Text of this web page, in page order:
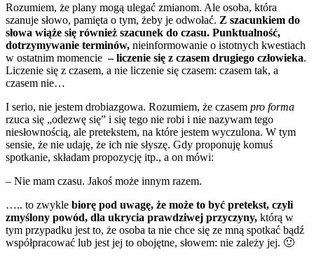
Rozumiem, że plany mogą ulegać zmianom. Ale osoba, która
szanuje słowo, pamięta o tym, żeby je odwołać. Z szacunkiem do
słowa wiąże się również szacunek do czasu. Punktualność,
dotrzymywanie terminów, nieinformowanie o istotnych kwestiach
w ostatnim momencie – liczenie się z czasem drugiego człowieka.
Liczenie się z czasem, a nie liczenie się czasem: czasem tak, a
czasem nie…
I serio, nie jestem drobiazgowa. Rozumiem, że czasem pro forma
rzuca się „odezwę się” i się tego nie robi i nie nazywam tego
niesłownością, ale pretekstem, na które jestem wyczulona. W tym
sensie, że nie udaję, że ich nie słyszę. Gdy proponuję komuś
spotkanie, składam propozycję itp., a on mówi:
– Nie mam czasu. Jakoś może innym razem.
….. to zwykle biorę pod uwagę, że może to być pretekst, czyli
zmyślony powód, dla ukrycia prawdziwej przyczyny, którą w
tym przypadku jest to, że osoba ta nie chce się ze mną spotkać bądź
współpracować lub jest jej to obojętne, słowem: nie zależy jej. 🙂